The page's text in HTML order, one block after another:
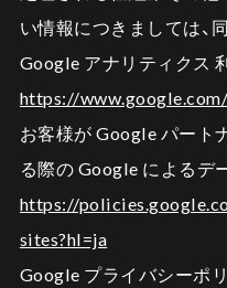
い情報につきましては、
Google アナリティクス
https://
お客様が Google パート
る際の Google によるデ
https://
sites?hl=ja
Google プライバシーポリ